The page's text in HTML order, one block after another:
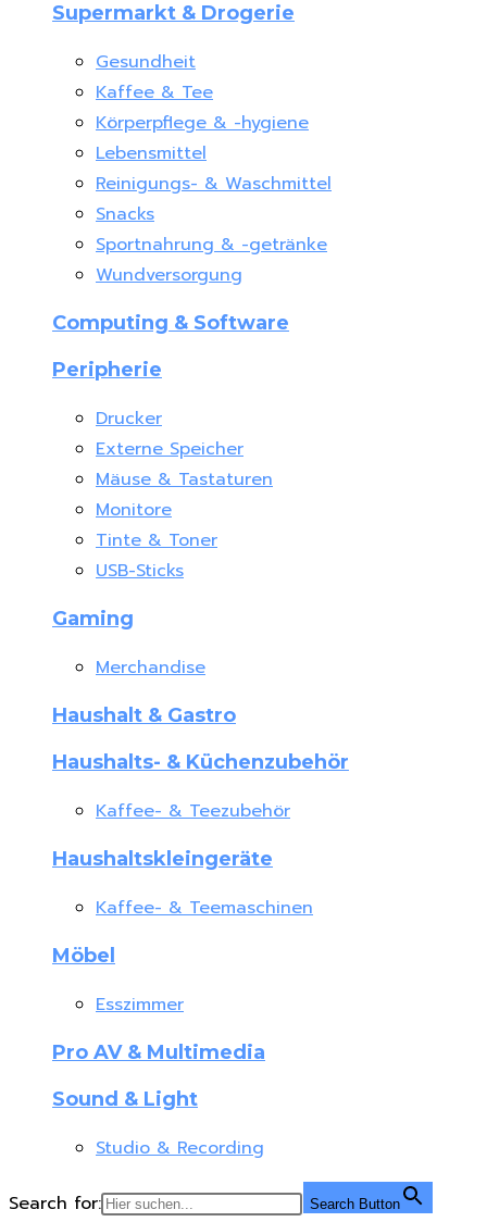
Supermarkt & Drogerie
Gesundheit
Kaffee & Tee
Körperpflege & -hygiene
Lebensmittel
Reinigungs- & Waschmittel
Snacks
Sportnahrung & -getränke
Wundversorgung
Computing & Software
Peripherie
Drucker
Externe Speicher
Mäuse & Tastaturen
Monitore
Tinte & Toner
USB-Sticks
Gaming
Merchandise
Haushalt & Gastro
Haushalts- & Küchenzubehör
Kaffee- & Teezubehör
Haushaltskleingeräte
Kaffee- & Teemaschinen
Möbel
Esszimmer
Pro AV & Multimedia
Sound & Light
Studio & Recording
Search for: Search Button